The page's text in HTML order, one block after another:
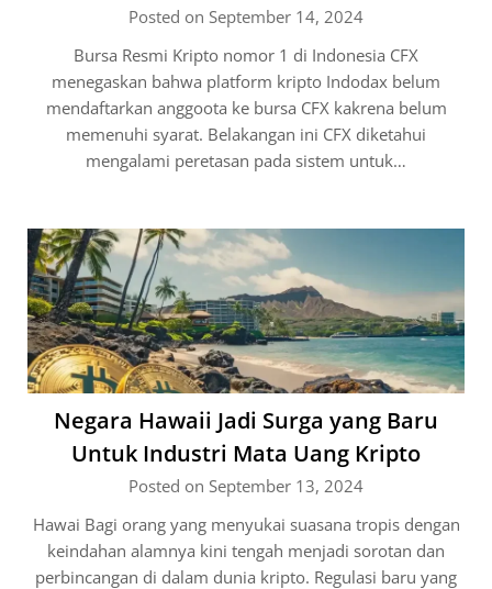
Posted on September 14, 2024
Bursa Resmi Kripto nomor 1 di Indonesia CFX
menegaskan bahwa platform kripto Indodax belum
mendaftarkan anggoota ke bursa CFX kakrena belum
memenuhi syarat. Belakangan ini CFX diketahui
mengalami peretasan pada sistem untuk…
Negara Hawaii Jadi Surga yang Baru
Untuk Industri Mata Uang Kripto
Posted on September 13, 2024
Hawai Bagi orang yang menyukai suasana tropis dengan
keindahan alamnya kini tengah menjadi sorotan dan
perbincangan di dalam dunia kripto. Regulasi baru yang